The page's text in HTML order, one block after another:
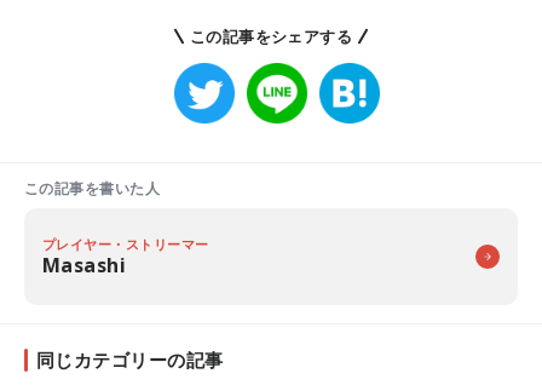
この記事をシェアする
この記事を書いた人
プレイヤー・ストリーマー
Masashi
同じカテゴリーの記事